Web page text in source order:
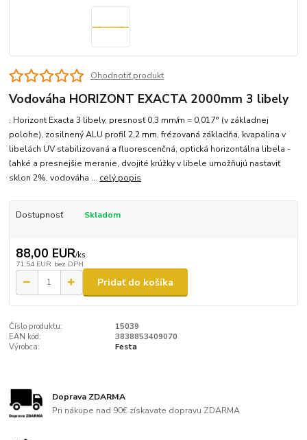
Ohodnotiť produkt
Vodováha HORIZONT EXACTA 2000mm 3 libely
: Horizont Exacta 3 libely, presnosť 0,3 mm/m = 0,017° (v základnej
polohe), zosilnený ALU profil 2,2 mm, frézovaná základňa, kvapalina v
libelách UV stabilizovaná a fluorescenčná, optická horizontálna libela -
ľahké a presnejšie meranie, dvojité krúžky v libele umožňujú nastaviť
sklon 2%, vodováha ... celý popis
Dostupnosť Skladom
88,00 EUR/ks
71,54 EUR bez DPH
Pridať do košíka
Číslo produktu:
15039
EAN kód:
3838853409070
Výrobca:
Festa
Doprava ZDARMA
Pri nákupe nad 90€ získavate dopravu ZDARMA